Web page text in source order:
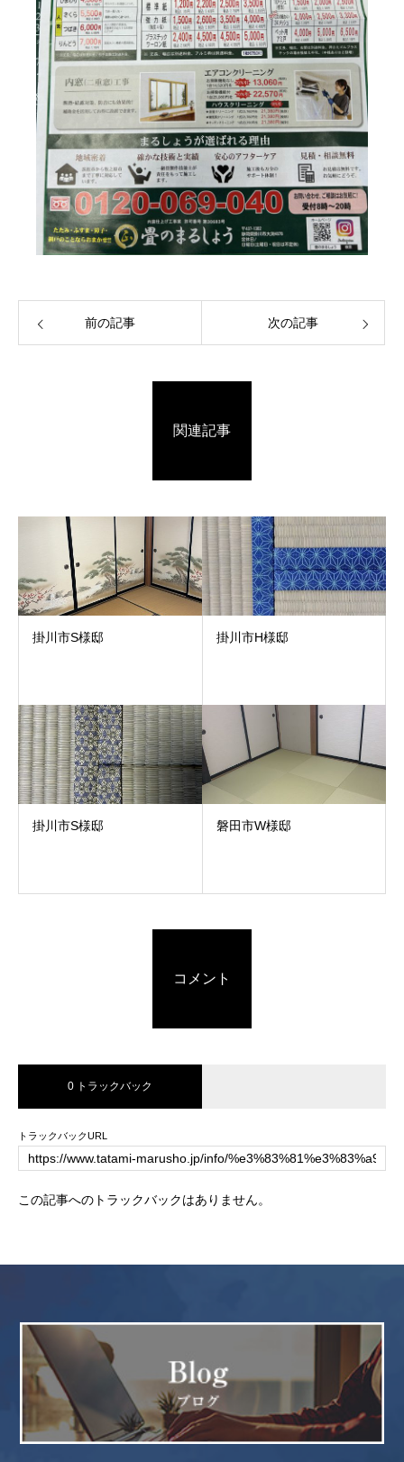
前の記事 次の記事
関連記事
掛川市S様邸 掛川市H様邸
掛川市S様邸 磐田市W様邸
コメント
0 トラックバック
トラックバックURL
この記事へのトラックバックはありません。